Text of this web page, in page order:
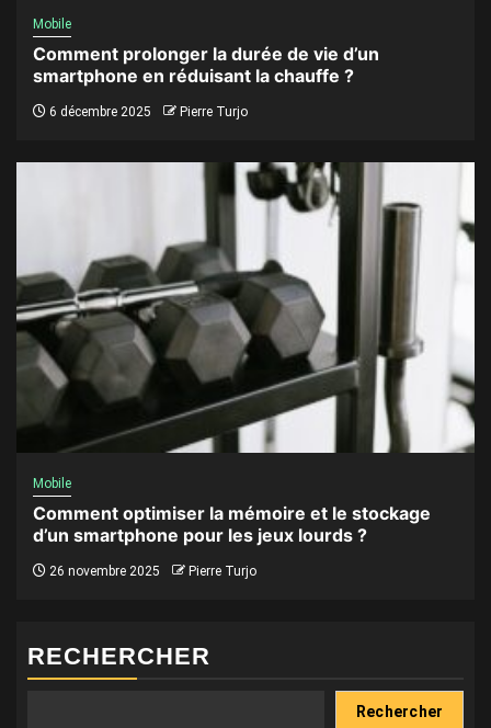
Mobile
Comment prolonger la durée de vie d’un
smartphone en réduisant la chauffe ?
6 décembre 2025 Pierre Turjo
Mobile
Comment optimiser la mémoire et le stockage
d’un smartphone pour les jeux lourds ?
26 novembre 2025 Pierre Turjo
RECHERCHER
Rechercher